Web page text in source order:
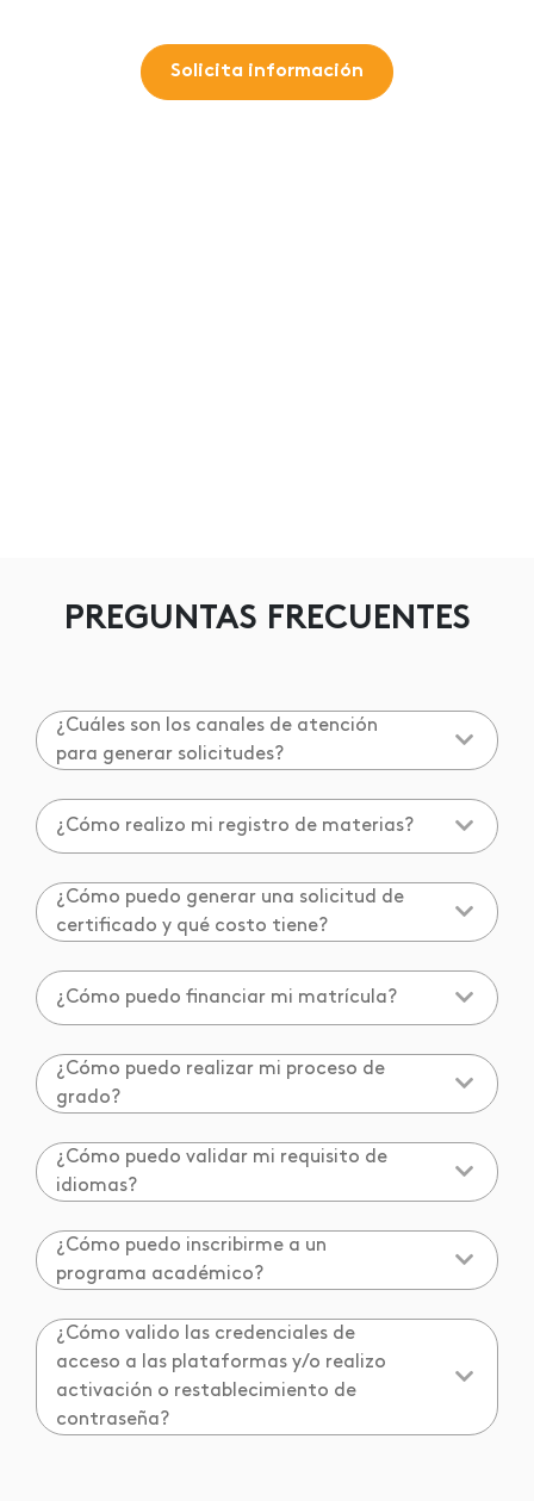
Solicita información
PREGUNTAS FRECUENTES
¿Cuáles son los canales de atención
para generar solicitudes?
¿Cómo realizo mi registro de materias?
¿Cómo puedo generar una solicitud de
certificado y qué costo tiene?
¿Cómo puedo financiar mi matrícula?
¿Cómo puedo realizar mi proceso de
grado?
¿Cómo puedo validar mi requisito de
idiomas?
¿Cómo puedo inscribirme a un
programa académico?
¿Cómo valido las credenciales de
acceso a las plataformas y/o realizo
activación o restablecimiento de
contraseña?